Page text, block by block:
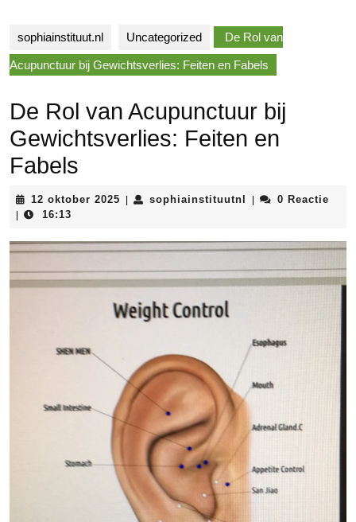
sophiainstituut.nl Uncategorized De Rol van
Acupunctuur bij Gewichtsverlies: Feiten en Fabels
De Rol van Acupunctuur bij
Gewichtsverlies: Feiten en
Fabels
12 oktober 2025 12
sophiainstituutnl sophiainstituutnl
0 Reactie
16:13